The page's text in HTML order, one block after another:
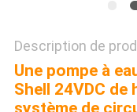
SITE
Description de
Une pompe à
Shell 24VDC